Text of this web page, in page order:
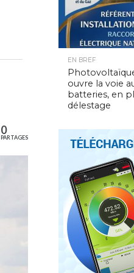
0
PARTAGES
EN BREF
ouvre la voie
batteries, en
délestage